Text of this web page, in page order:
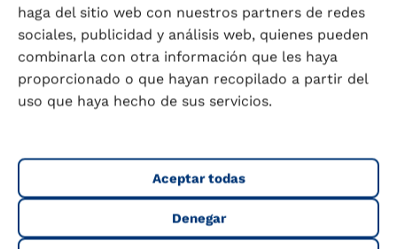
haga del sitio web con nuestros partners de redes
sociales, publicidad y análisis web, quienes pueden
combinarla con otra información que les haya
proporcionado o que hayan recopilado a partir del
uso que haya hecho de sus servicios.
Aceptar todas
Denegar
Explora nuestra gama completa y descubre el
producto perfecto para cada momento de tu
vida y la de tu familia